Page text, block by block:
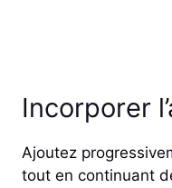
Incorporer
Ajoutez
tout en continuant